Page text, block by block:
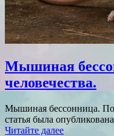
Мышиная
человечества.
Мышиная бессонница.
статья была
Читайте далее